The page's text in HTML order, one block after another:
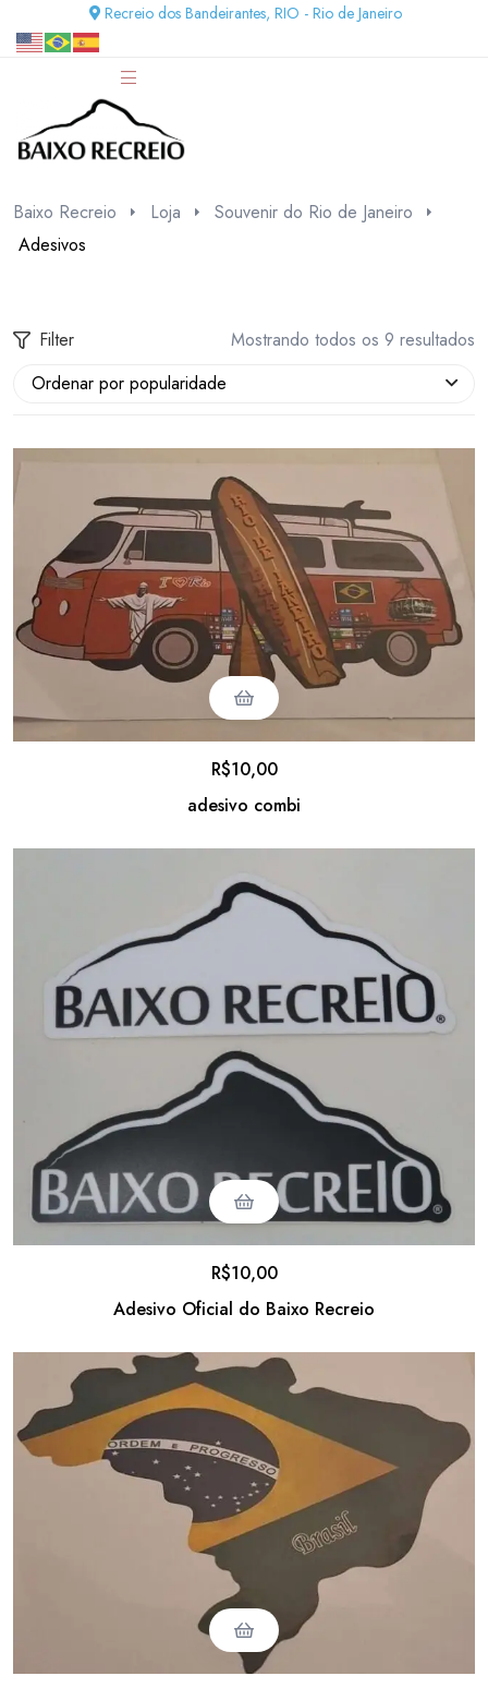
Recreio dos Bandeirantes, RIO - Rio de Janeiro
Baixo Recreio Loja
Souvenir do Rio de Janeiro
Adesivos
Filter
Mostrando todos os 9 resultados
Ordenar por popularidade
adesivo combi
R$10,00
Adesivo Oficial do Baixo Recreio
R$10,00